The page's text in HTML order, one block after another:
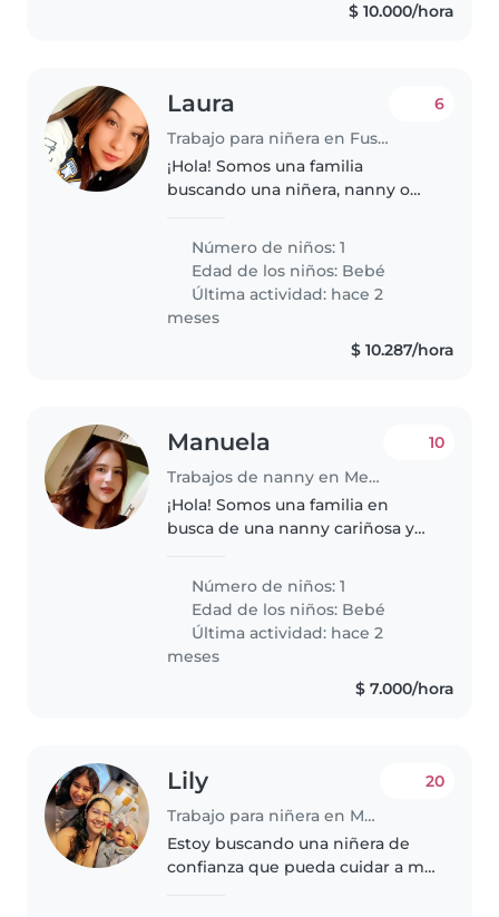
$ 10.000/hora
Laura
Trabajo para niñera en Fusagasugá
6
¡Hola! Somos una familia
buscando una niñera, nanny o
Nuestro pequeño es muy
energético, amigable y curioso.
Necesitamos alguien que pueda
cuidarlo en..
Número de niños: 1
Edad de los niños: Bebé
Última actividad: hace 2
meses
$ 10.287/hora
Manuela
Trabajos de nanny en Medellín
10
¡Hola! Somos una familia en
busca de una nanny cariñosa y
curioso y tranquilo. Necesitamos
alguien que se sienta cómoda en
nuestro hogar y que pueda
ofrecerle..
Número de niños: 1
Edad de los niños: Bebé
Última actividad: hace 2
meses
$ 7.000/hora
Lily
Trabajo para niñera en Montería
20
Estoy buscando una niñera de
confianza que pueda cuidar a mi